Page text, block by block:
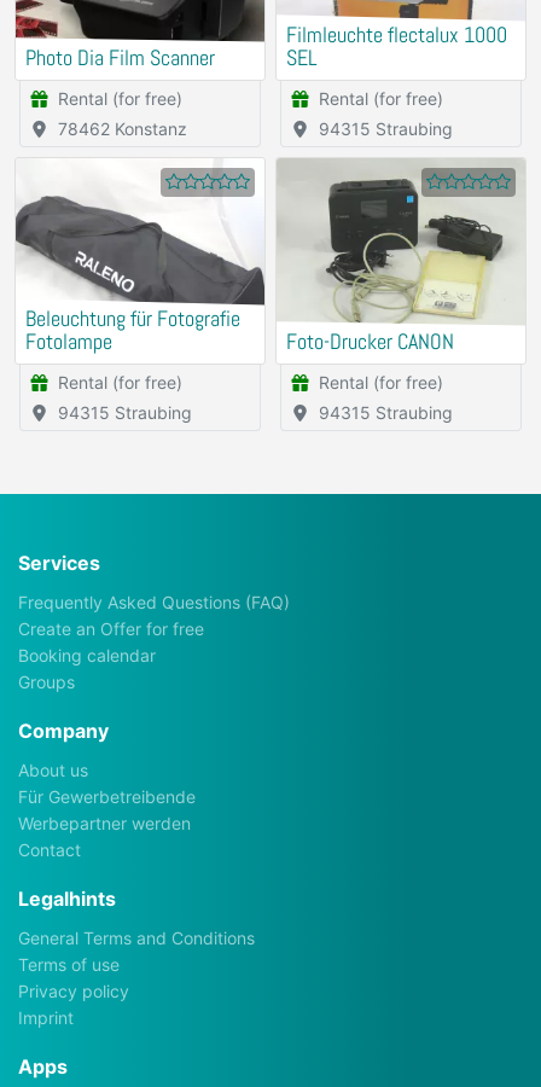
Photo Dia Film Scanner
Rental (for free)
78462 Konstanz
Filmleuchte flectalux 1000
SEL
Rental (for free)
94315 Straubing
Beleuchtung für Fotografie
Fotolampe
Rental (for free)
94315 Straubing
Foto-Drucker CANON
Rental (for free)
94315 Straubing
Services
Frequently Asked Questions (FAQ)
Create an Offer for free
Booking calendar
Groups
Company
About us
Für Gewerbetreibende
Werbepartner werden
Contact
Legalhints
General Terms and Conditions
Terms of use
Privacy policy
Imprint
Apps